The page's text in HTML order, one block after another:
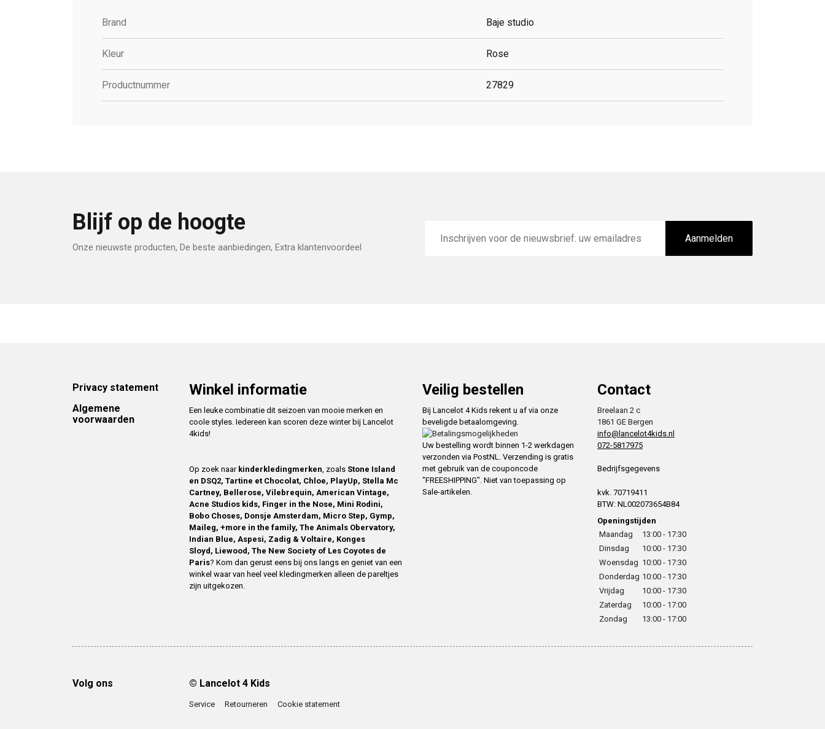
Brand Baje studio
Kleur Rose
Productnummer 27829
Blijf op de hoogte
Onze nieuwste producten, De beste aanbiedingen, Extra klantenvoordeel
mailadres
Aanmelden
Footer
Privacy statement
Algemene
voorwaarden
Winkel informatie
Een leuke combinatie dit seizoen van mooie merken en
coole styles. Iedereen kan scoren deze winter bij Lancelot
4kids!
Op zoek naar kinderkledingmerken , zoals Stone Island
en DSQ2, Tartine et Chocolat, Chloe, PlayUp, Stella Mc
Cartney, Bellerose, Vilebrequin, American Vintage,
Acne Studios kids, Finger in the Nose, Mini Rodini,
Bobo Choses, Donsje Amsterdam, Micro Step, Gymp,
Maileg, +more in the family, The Animals Obervatory,
Indian Blue, Aspesi, Zadig & Voltaire, Konges
Sloyd, Liewood, The New Society of Les Coyotes de
Paris? Kom dan gerust eens bij ons langs en geniet van een
winkel waar van heel veel kledingmerken alleen de pareltjes
zijn uitgekozen.
Veilig bestellen
Bij Lancelot 4 Kids rekent u af via onze
beveligde betaalomgeving.
Uw bestelling wordt binnen 1-2 werkdagen
verzonden via PostNL. Verzending is gratis
met gebruik van de couponcode
"FREESHIPPING". Niet van toepassing op
Sale-artikelen.
Contact
Breelaan 2 c
1861 GE Bergen
info@lancelot4kids.nl
072-5817975
Bedrijfsgegevens
kvk. 70719411
BTW: NL002073654B84
Openingstijden
Maandag
13:00 - 17:30
Dinsdag
10:00 - 17:30
Woensdag 10:00 - 17:30
Donderdag 10:00 - 17:30
Vrijdag
10:00 - 17:30
Zaterdag
10:00 - 17:00
Zondag
13:00 - 17:00
Volg ons © Lancelot 4 Kids
Service Retourneren Cookie statement